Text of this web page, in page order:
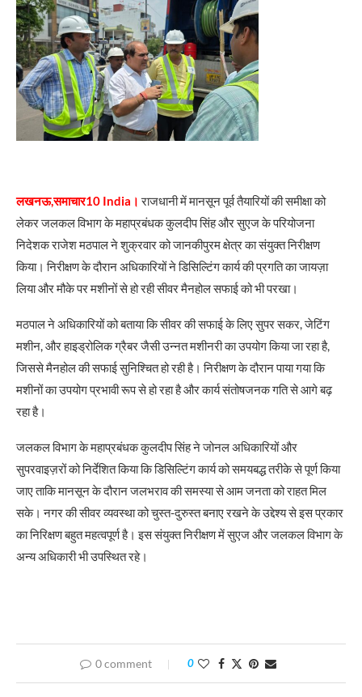
लखनऊ,समाचार10 India। राजधानी में मानसून पूर्व तैयारियों की समीक्षा को
लेकर जलकल विभाग के महाप्रबंधक कुलदीप सिंह और सुएज के परियोजना
निदेशक राजेश मठपाल ने शुक्रवार को जानकीपुरम क्षेत्र का संयुक्त निरीक्षण
किया। निरीक्षण के दौरान अधिकारियों ने डिसिल्टिंग कार्य की प्रगति का जायज़ा
लिया और मौके पर मशीनों से हो रही सीवर मैनहोल सफाई को भी परखा।
मठपाल ने अधिकारियों को बताया कि सीवर की सफाई के लिए सुपर सकर, जेटिंग
मशीन, और हाइड्रोलिक ग्रैबर जैसी उन्नत मशीनरी का उपयोग किया जा रहा है,
जिससे मैनहोल की सफाई सुनिश्चित हो रही है। निरीक्षण के दौरान पाया गया कि
मशीनों का उपयोग प्रभावी रूप से हो रहा है और कार्य संतोषजनक गति से आगे बढ़
रहा है।
जलकल विभाग के महाप्रबंधक कुलदीप सिंह ने जोनल अधिकारियों और
सुपरवाइज़रों को निर्देशित किया कि डिसिल्टिंग कार्य को समयबद्ध तरीके से पूर्ण किया
जाए ताकि मानसून के दौरान जलभराव की समस्या से आम जनता को राहत मिल
सके। नगर की सीवर व्यवस्था को चुस्त-दुरुस्त बनाए रखने के उद्देश्य से इस प्रकार
का निरिक्षण बहुत महत्वपूर्ण है। इस संयुक्त निरीक्षण में सुएज और जलकल विभाग के
अन्य अधिकारी भी उपस्थित रहे।
0 comment 0